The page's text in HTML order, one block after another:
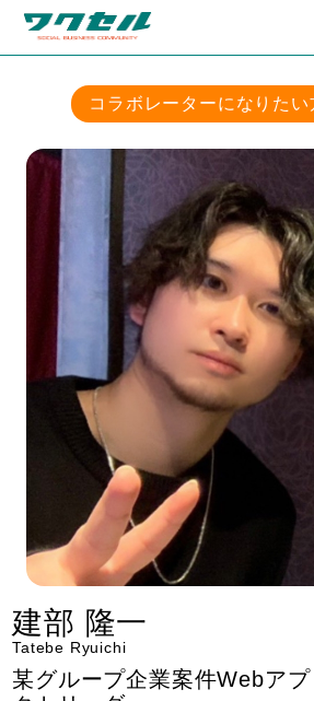
コラボレーターになりたい
建部 隆一
Tatebe Ryuichi
某グループ企業案件Webア